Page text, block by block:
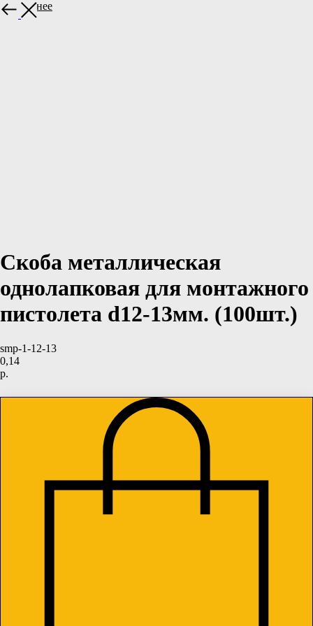
Подробнее
Скоба металлическая
однолапковая для монтажного
пистолета d12-13мм. (100шт.)
smp-1-12-13
0,14
р.